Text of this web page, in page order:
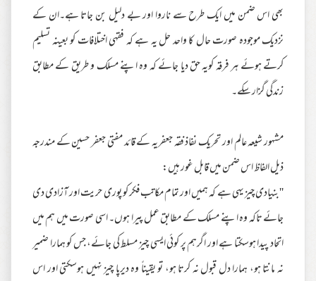
بھی اس ضمن میں ایک طرح سے ناروا اور بے دلیل بن جاتا ہے۔ان کے
نزدیک موجودہ صورت حال کا واحد حل یہ ہے کہ فقہی اختلافات کو بعینہ تسلیم
کرتے ہوئے ہر فرقہ کویہ حق دیا جائے کہ وہ اپنے مسلک و طریق کے مطابق
زندگی گزار سکے۔
مشہور شیعہ عالم اور تحریک نفاذ فقہ جعفریہ کے قائد مفتی جعفر حسین کے مندرجہ
ذیل الفاظ اس ضمن میں قابل غور ہیں:
''بنیادی چیز یہی ہے کہ ہمیں اور تمام مکاتب فکر کو پوری حریت اور آزادی دی
جائے تاکہ وہ اپنے مسلک کے مطابق عمل پیرا ہوں۔ اسی صورت میں ہم میں
اتحاد پیدا ہوسکتا ہے اور اگرہم پر کوئی ایسی چیز مسلط کی جائے، جس کو ہمارا ضمیر
نہ مانتا ہو، ہمارا دل قبول نہ کرتا ہو، تو یقیناً وہ دیرپا چیز نہیں ہوسکتی اور اس